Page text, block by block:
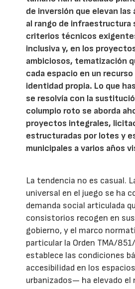
de inversión que elevan las
al rango de infraestructura
criterios técnicos
inclusiva y, en los
ambiciosos, tematización
cada espacio en un
identidad propia. Lo que
se resolvía con la
columpio roto se aborda
proyectos integrales,
estructuradas por lotes y
municipales a varios años
La tendencia no es casual.
universal en el juego se ha
demanda social articulada
consistorios recogen en
gobierno, y el marco
particular la Orden TMA/
establece las condiciones
accesibilidad en los
urbanizados— ha elevado el